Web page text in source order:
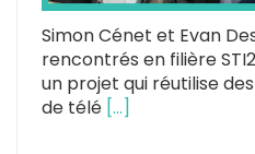
Simon Cénet et Evan
rencontrés en filière
un projet qui réutilise
de télé […]